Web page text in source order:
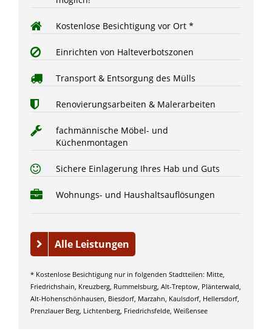
Kostenlose Besichtigung vor Ort *
Einrichten von Halteverbotszonen
Transport & Entsorgung des Mülls
Renovierungsarbeiten & Malerarbeiten
fachmännische Möbel- und
Küchenmontagen
Sichere Einlagerung Ihres Hab und Guts
Wohnungs- und Haushaltsauflösungen
Alle Leistungen
* Kostenlose Besichtigung nur in folgenden Stadtteilen: Mitte,
Friedrichshain, Kreuzberg, Rummelsburg, Alt-Treptow, Plänterwald,
Alt-Hohenschönhausen, Biesdorf, Marzahn, Kaulsdorf, Hellersdorf,
Prenzlauer Berg, Lichtenberg, Friedrichsfelde, Weißensee